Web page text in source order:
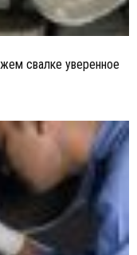
свалке уверенное